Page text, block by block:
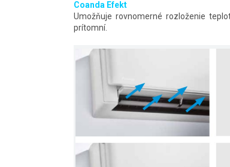
Coanda Efekt
Umožňuje rovnomerné rozloženie
prítomní.